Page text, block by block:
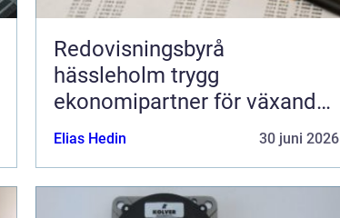
Redovisningsbyrå
hässleholm trygg
ekonomipartner för växande
företag
Elias Hedin 30 juni 2026